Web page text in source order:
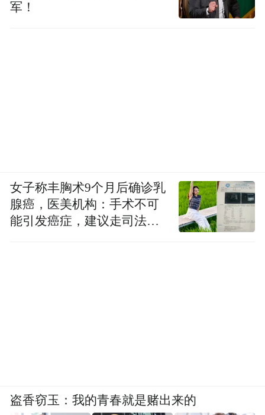
军！
女子称丰胸术9个月后确诊乳
腺癌，医美机构：手术不可
能引发癌症，建议走司法途
盗香窃玉：我的青春就是赌出来的